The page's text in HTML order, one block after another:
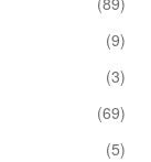
(9)
(3)
(69)
(5)